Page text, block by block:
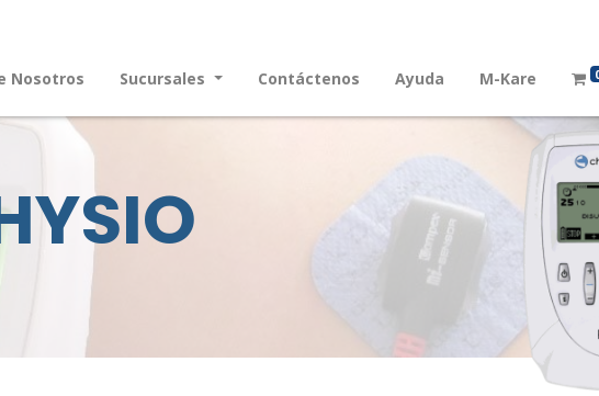
Nosotros Sucursales Contáctenos Ayuda M-Kare